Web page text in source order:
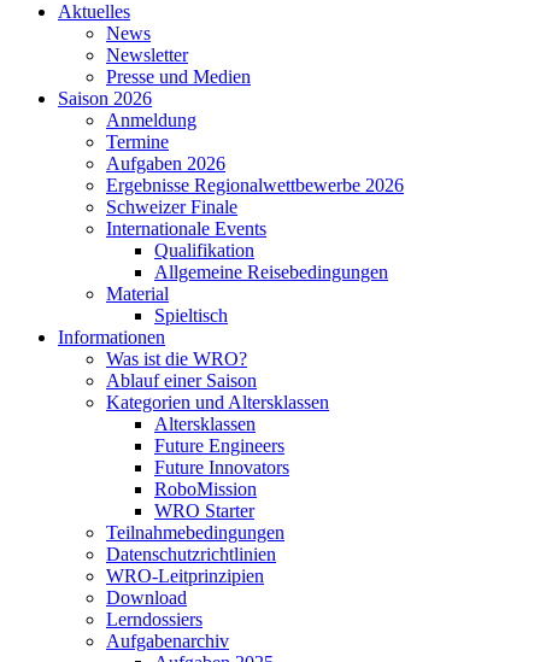
Aktuelles
News
Newsletter
Presse und Medien
Saison 2026
Anmeldung
Termine
Aufgaben 2026
Ergebnisse Regionalwettbewerbe 2026
Schweizer Finale
Internationale Events
Qualifikation
Allgemeine Reisebedingungen
Material
Spieltisch
Informationen
Was ist die WRO?
Ablauf einer Saison
Kategorien und Altersklassen
Altersklassen
Future Engineers
Future Innovators
RoboMission
WRO Starter
Teilnahmebedingungen
Datenschutzrichtlinien
WRO-Leitprinzipien
Download
Lerndossiers
Aufgabenarchiv